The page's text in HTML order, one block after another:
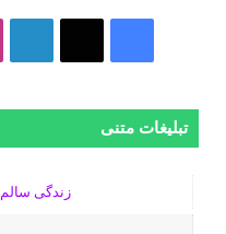
تبلیغات متنی
زندگی سالم